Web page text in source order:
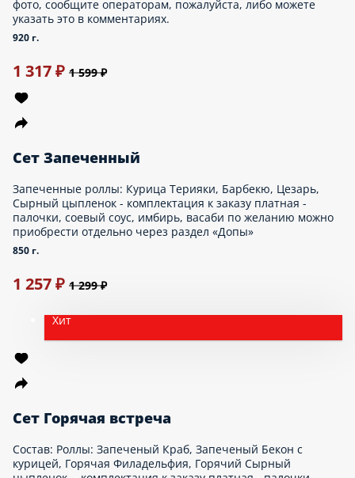
Пиццы: Лайт Фелиция 30см, Лайт Баварская с горчицей 30см;
Роллы: Бонито, Лэйз, Цезарь с курицей, Горячий сырный
соус, имбирь, васаби по желанию можно приобрести отдельно
1530 г.
2 125 ₽
акция
Дай пять
Состав: пиццы 30см: Палермо, Сырный цыпленок, Бекон,
2470 г.
Сет Ролломания
Роллы: классический с огурцом, классический с курицей,
огурцом, Буто, Калифорния , Горячий Цезарь с курицей,
заказу платная - палочки, соевый соус, имбирь, васаби по
желанию можно приобрести отдельно через раздел «Допы»